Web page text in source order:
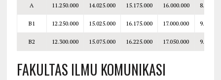
A 11.250.000 14.025.000 15.175.000 16.000.000
B1 12.250.000 15.025.000 16.175.000 17.000.000
B2 12.300.000 15.075.000 16.225.000 17.050.000
FAKULTAS ILMU KOMUNIKASI